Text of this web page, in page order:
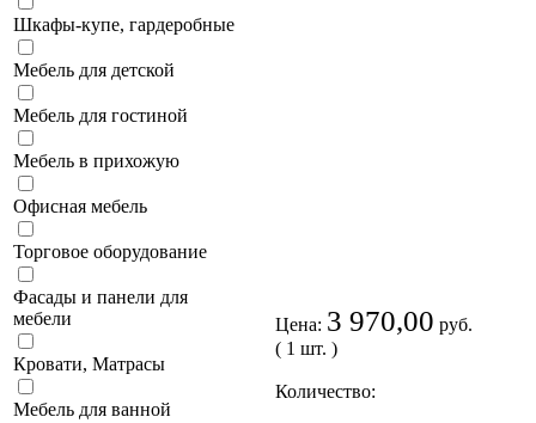
Шкафы-купе, гардеробные
Мебель для детской
Мебель для гостиной
Мебель в прихожую
Офисная мебель
Торговое оборудование
Фасады и панели для
мебели
Кровати, Матрасы
Мебель для ванной
Цена: 3 970,00 руб.
( 1 шт. )
Количество: